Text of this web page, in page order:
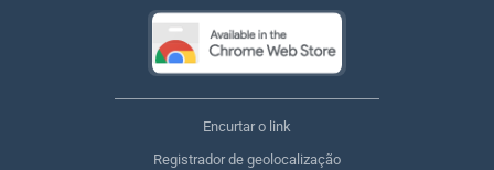
Encurtar o link
Registrador de geolocalização